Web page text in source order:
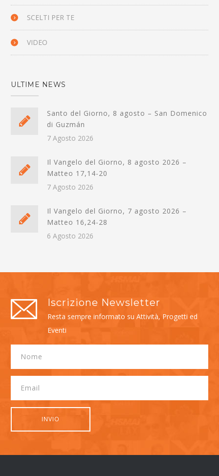
SCELTI PER TE
VIDEO
ULTIME NEWS
Santo del Giorno, 8 agosto – San Domenico
di Guzmán
7 Agosto 2026
Il Vangelo del Giorno, 8 agosto 2026 –
Matteo 17,14-20
7 Agosto 2026
Il Vangelo del Giorno, 7 agosto 2026 –
Matteo 16,24-28
6 Agosto 2026
Iscrizione Newsletter
Resta sempre informato su Attività, Progetti ed
Eventi